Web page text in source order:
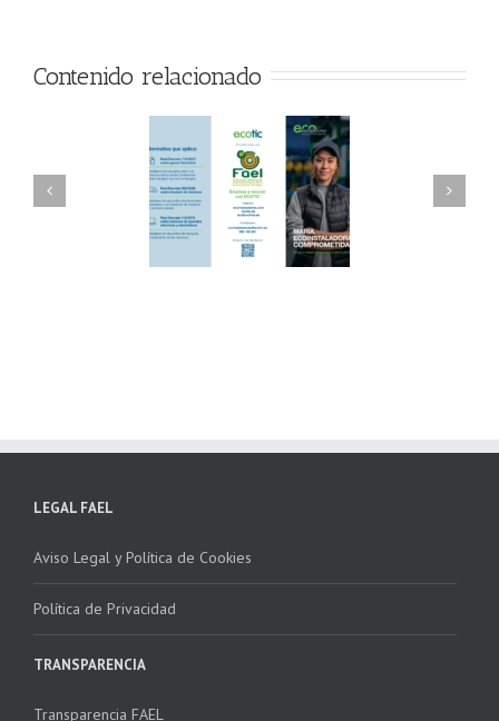
Contenido relacionado
AAEL y
FAEL, Ecoasimelec y
Parque Joyero
Córdoba, colaboran
LEGAL FAEL
Aviso Legal y Política de Cookies
Política de Privacidad
TRANSPARENCIA
Transparencia FAEL